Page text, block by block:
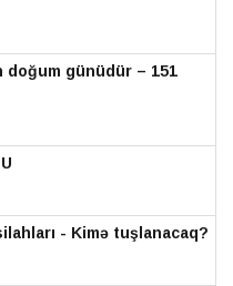
doğum günüdür – 151
- Kimə tuşlanacaq?